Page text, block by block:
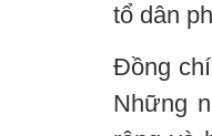
tổ dân
Đồng
Những